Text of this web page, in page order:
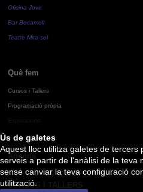
Ús de galetes
Aquest lloc utilitza galetes de tercers
serveis a partir de l'anàlisi de la teva
sense canviar la teva configuració
utilització.
Oficina Jove
Bar Bocamoll
Teatre Mira-sol
Què fem
Cursos i Tallers
Programació pròpia
Agenda
CURSOS I TALLERS